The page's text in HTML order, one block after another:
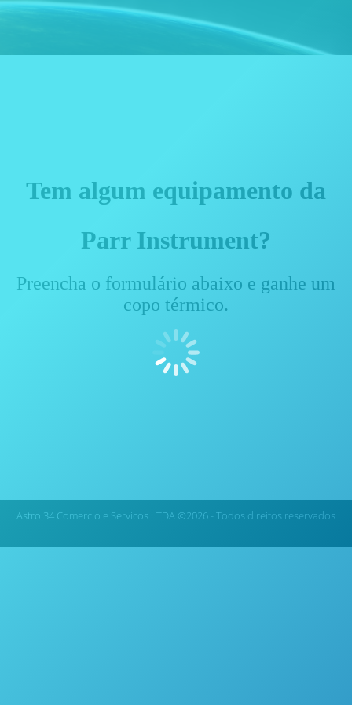
Tem algum equipamento da
Parr Instrument?
Preencha o formulário abaixo e ganhe um
copo térmico.
Astro 34 Comercio e Servicos LTDA ©2026 - Todos direitos reservados